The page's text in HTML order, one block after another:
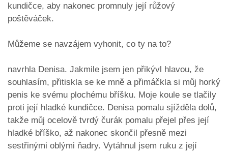
kundičce, aby nakonec promnuly její růžový
poštěváček.
Můžeme se navzájem vyhonit, co ty na to?
navrhla Denisa. Jakmile jsem jen přikývl hlavou, že
souhlasím, přitiskla se ke mně a přimáčkla si můj horký
penis ke svému plochému bříšku. Moje koule se tlačily
proti její hladké kundičce. Denisa pomalu sjížděla dolů,
takže můj ocelově tvrdý čurák pomalu přejel přes její
hladké bříško, až nakonec skončil přesně mezi
sestřinými oblými ňadry. Vytáhnul jsem ruku z její